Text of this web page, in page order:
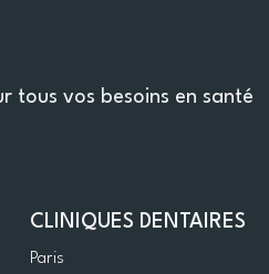
tous vos besoins en santé
CLINIQUES DENTAIRES
Paris